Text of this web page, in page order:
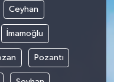
Ceyhan
İmamoğlu
Pozantı